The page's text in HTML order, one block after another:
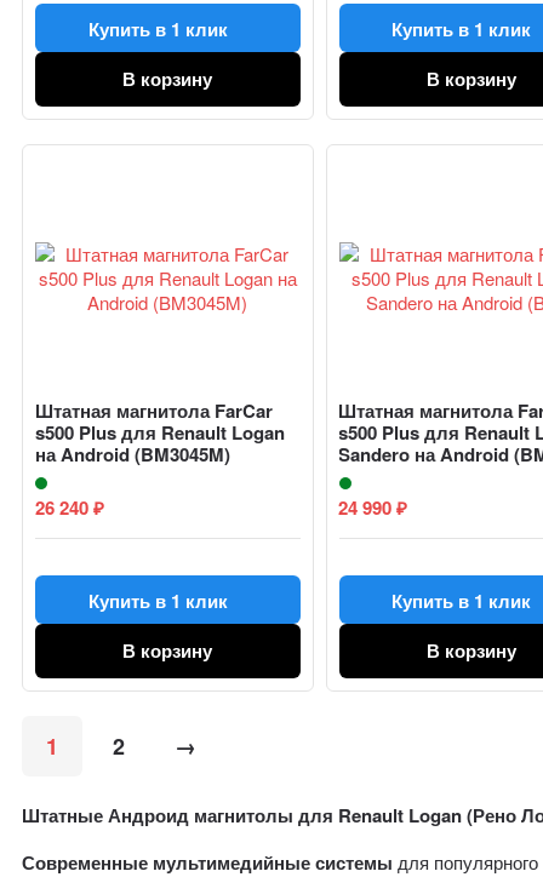
Купить в 1 клик
В корзину
Купить в 1 клик
В корзину
Штатная магнитола FarCar
s500 Plus для Renault Logan
на Android (BM3045M)
26 240₽
Купить в 1 клик
В корзину
Штатная магнитола
s500 Plus для Renault
Sandero на Android
24 990₽
Купить в 1 клик
В корзину
1 2 →
Штатные Андроид магнитолы для Renault Logan (Рено
Современные мультимедийные системы для популярного